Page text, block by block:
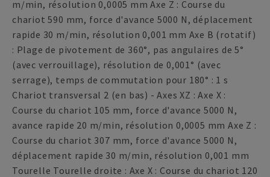
m/min, résolution 0,0005 mm Axe Z : Course du
chariot 590 mm, force d'avance 5000 N, déplacement
rapide 30 m/min, résolution 0,001 mm Axe B (rotatif)
: Plage de pivotement de 360°, pas angulaires de 5°
(avec verrouillage), résolution de 0,001° (avec
serrage), temps de commutation pour 180° : 1 s
Chariot transversal 2 (en bas) - Axes XZ : Axe X :
Course du chariot 105 mm, force d'avance 5000 N,
avance rapide 20 m/min, résolution 0,0005 mm Axe Z :
Course du chariot 307 mm, force d'avance 5000 N,
déplacement rapide 30 m/min, résolution 0,001 mm
Tourelle Tourelle droite : Axe X : Course du chariot 120